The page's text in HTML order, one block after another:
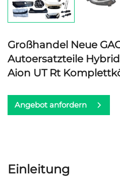
Großhandel Neue
Autoersatzteile
Aion UT Rt
Angebot anfordern
Einleitung